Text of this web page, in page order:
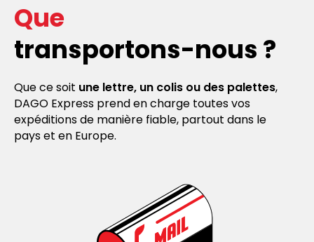
Que
transportons-nous ?
Que ce soit une lettre, un colis ou des palettes,
DAGO Express prend en charge toutes vos
expéditions de manière fiable, partout dans le
pays et en Europe.